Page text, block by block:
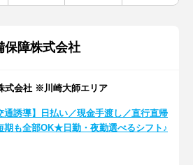
保障株式会社
式会社 ※川崎大師エリア
通誘導】日払い／現金手渡し／直行直帰
期も全部OK★日勤・夜勤選べるシフト♪